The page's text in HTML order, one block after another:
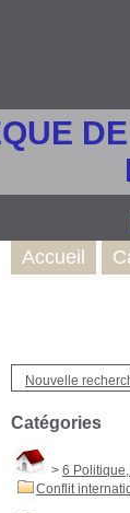
Nouvelle
Catégories
> 6
Conflit
Accueil